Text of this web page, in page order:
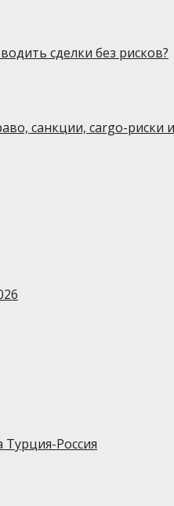
сделки без рисков?
санкции, cargo-риски и
Турция-Россия